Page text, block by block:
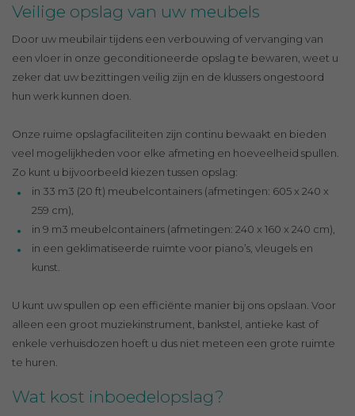
Veilige opslag van uw meubels
Door uw meubilair tijdens een verbouwing of vervanging van
een vloer in onze geconditioneerde opslag te bewaren, weet u
zeker dat uw bezittingen veilig zijn en de klussers ongestoord
hun werk kunnen doen.
Onze ruime opslagfaciliteiten zijn continu bewaakt en bieden
veel mogelijkheden voor elke afmeting en hoeveelheid spullen.
Zo kunt u bijvoorbeeld kiezen tussen opslag:
in 33 m3 (20 ft) meubelcontainers (afmetingen: 605 x 240 x
259 cm),
in 9 m3 meubelcontainers (afmetingen: 240 x 160 x 240 cm),
in een geklimatiseerde ruimte voor piano’s, vleugels en
kunst.
U kunt uw spullen op een efficiënte manier bij ons opslaan. Voor
alleen een groot muziekinstrument, bankstel, antieke kast of
enkele verhuisdozen hoeft u dus niet meteen een grote ruimte
te huren.
Wat kost inboedelopslag?